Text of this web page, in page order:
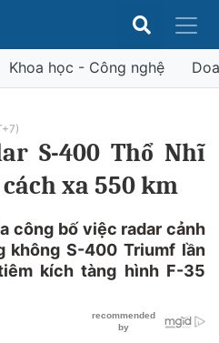
Khoa học - Công nghệ
S-400 Thổ Nhĩ
xa 550 km
công bố việc radar cảnh
không S-400 Triumf lần
kích tàng hình F-35